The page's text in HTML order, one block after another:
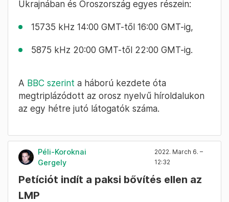
nemzetközi televíziós hírcsatornája is lekerült a
olyan törvényt fogadott el, amely
pénzbírsággal vagy akár 15 év
A cég két új rövidhullámon fogható rádióadást
is indított, amelyek napi négy órán át
15735 kHz 14:00 GMT-től 16:00 GMT-ig,
5875 kHz 20:00 GMT-től 22:00 GMT-ig.